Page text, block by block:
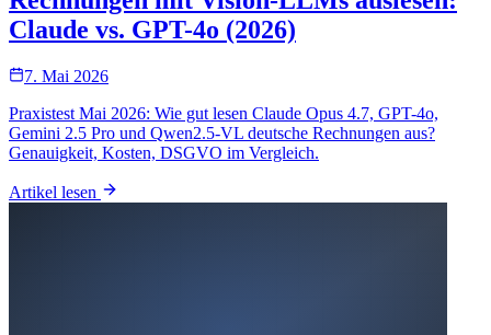
Claude vs. GPT-4o (2026)
7. Mai 2026
Praxistest Mai 2026: Wie gut lesen Claude Opus 4.7, GPT-4o,
Gemini 2.5 Pro und Qwen2.5-VL deutsche Rechnungen aus?
Genauigkeit, Kosten, DSGVO im Vergleich.
Artikel lesen